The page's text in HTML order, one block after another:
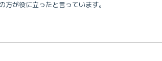
方が役に立ったと言っています。